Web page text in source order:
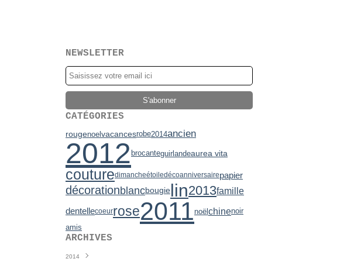
NEWSLETTER
CATÉGORIES
rougenoelvacancesrobe2014ancien
2012 brocanteguirlandeaurea vita
couturedimancheétoiledécoanniversairepapier
décorationblancbougielin2013famille
dentellecoeurrose2011noëlchinenoir
amis
ARCHIVES
2014